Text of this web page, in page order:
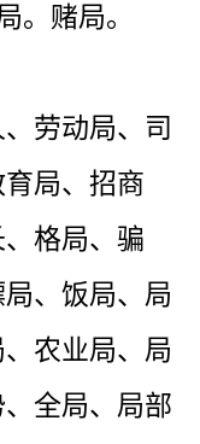
。赌局。
劳动局、司
局、招商
格局、骗
、饭局、局
农业局、局
全局、局部